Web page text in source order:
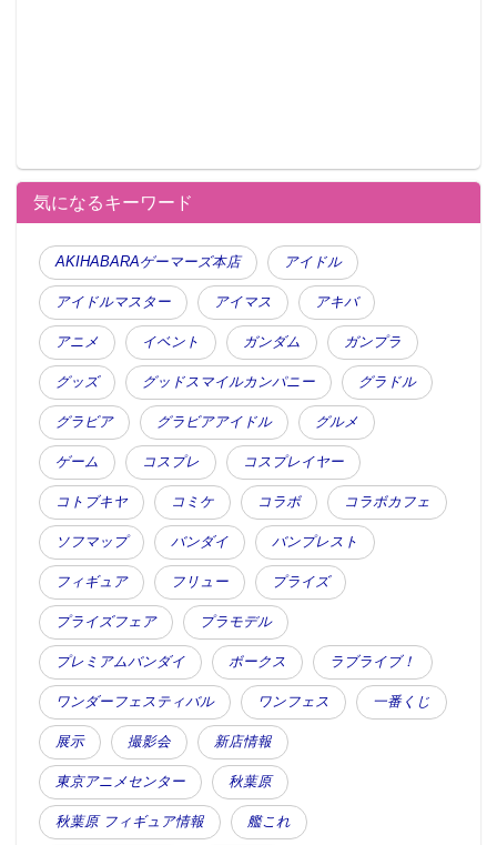
気になるキーワード
AKIHABARAゲーマーズ本店 アイドル
アイドルマスター アイマス アキバ
アニメ イベント ガンダム ガンプラ
グッズ グッドスマイルカンパニー グラドル
グラビア グラビアアイドル グルメ
ゲーム コスプレ コスプレイヤー
コトブキヤ コミケ コラボ コラボカフェ
ソフマップ バンダイ バンプレスト
フィギュア フリュー プライズ
プライズフェア プラモデル
プレミアムバンダイ ボークス ラブライブ！
ワンダーフェスティバル ワンフェス 一番くじ
展示 撮影会 新店情報
東京アニメセンター 秋葉原
秋葉原 フィギュア情報 艦これ